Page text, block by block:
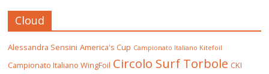
Cloud
Alessandra Sensini America's Cup Campionato Italiano Kitefoil
Campionato Italiano WingFoil Circolo Surf Torbole CKI